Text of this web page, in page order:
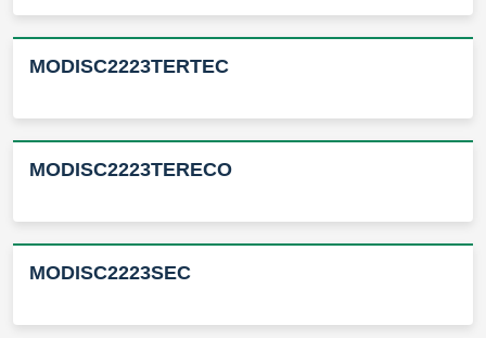
MODISC2223TERTEC
MODISC2223TERECO
MODISC2223SEC